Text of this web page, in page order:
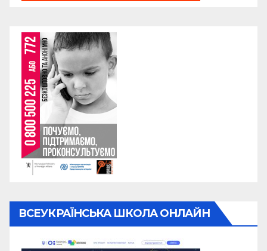
ВСЕУКРАЇНСЬКА ШКОЛА ОНЛАЙН